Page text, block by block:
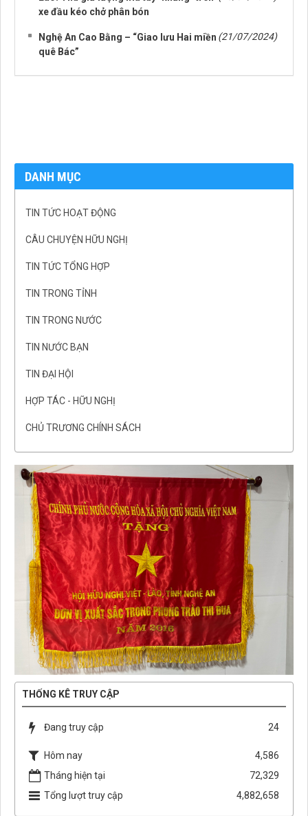
xe đầu kéo chở phân bón
Nghệ An Cao Bằng – “Giao lưu Hai miền
quê Bác”
(21/07/2024)
DANH MỤC
TIN TỨC HOẠT ĐỘNG
CÂU CHUYỆN HỮU NGHỊ
TIN TỨC TỔNG HỢP
TIN TRONG TỈNH
TIN TRONG NƯỚC
TIN NƯỚC BẠN
TIN ĐẠI HỘI
HỢP TÁC - HỮU NGHỊ
CHỦ TRƯƠNG CHÍNH SÁCH
THỐNG KÊ TRUY CẬP
Đang truy cập 24
Hôm nay
4,586
Tháng hiện tại
72,329
Tổng lượt truy cập
4,882,658